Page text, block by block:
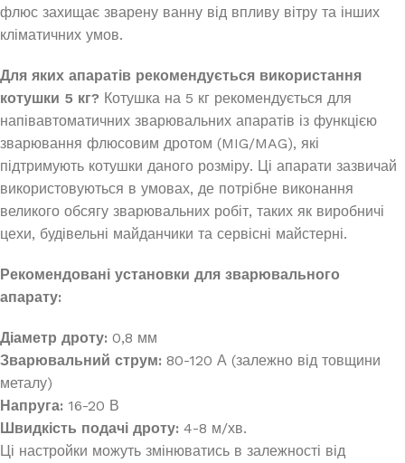
флюс захищає зварену ванну від впливу вітру та інших
кліматичних умов.
Для яких апаратів рекомендується використання
котушки 5 кг? Котушка на 5 кг рекомендується для
напівавтоматичних зварювальних апаратів із функцією
зварювання флюсовим дротом (MIG/MAG), які
підтримують котушки даного розміру. Ці апарати зазвичай
використовуються в умовах, де потрібне виконання
великого обсягу зварювальних робіт, таких як виробничі
цехи, будівельні майданчики та сервісні майстерні.
Рекомендовані установки для зварювального
апарату:
Діаметр дроту: 0,8 мм
Зварювальний струм: 80-120 А (залежно від товщини
металу)
Напруга: 16-20 В
Швидкість подачі дроту: 4-8 м/хв.
Ці настройки можуть змінюватись в залежності від